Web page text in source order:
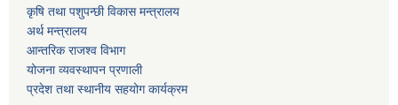
कृषि तथा पशुपन्छी विकास मन्त्रालय
अर्थ मन्त्रालय
आन्तरिक राजश्व विभाग
योजना व्यवस्थापन प्रणाली
प्रदेश तथा स्थानीय सहयोग कार्यक्रम